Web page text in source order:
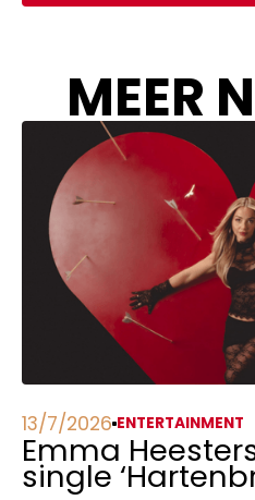
MEER
Emma
single
13/7/2026 ENTERTAINMENT